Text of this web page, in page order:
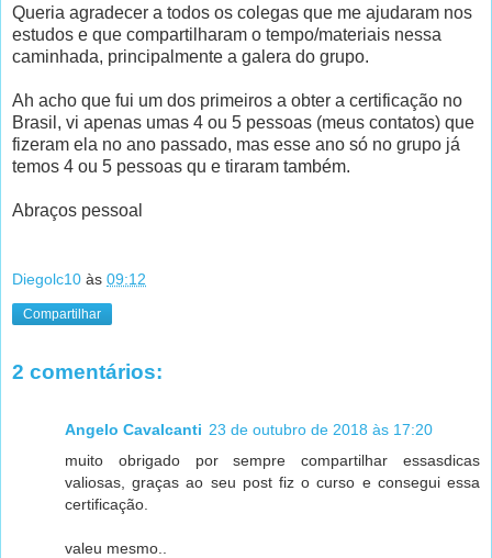
Queria agradecer a todos os colegas que me ajudaram nos
estudos e que compartilharam o tempo/materiais nessa
caminhada, principalmente a galera do grupo.
Ah acho que fui um dos primeiros a obter a certificação no
Brasil, vi apenas umas 4 ou 5 pessoas (meus contatos) que
fizeram ela no ano passado, mas esse ano só no grupo já
temos 4 ou 5 pessoas qu e tiraram também.
Abraços pessoal
Diegolc10 às 09:12
Compartilhar
2 comentários:
Angelo Cavalcanti 23 de outubro de 2018 às 17:20
muito obrigado por sempre compartilhar essasdicas
valiosas, graças ao seu post fiz o curso e consegui essa
certificação.
valeu mesmo..